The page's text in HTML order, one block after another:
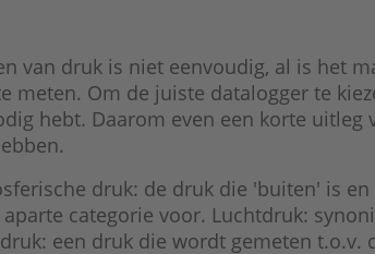
van druk is niet eenvoudig, al is het
meten. Om de juiste datalogger te
hebt. Daarom even een korte
druk: de druk die 'buiten' is
aparte categorie voor. Luchtdruk:
een druk die wordt gemeten